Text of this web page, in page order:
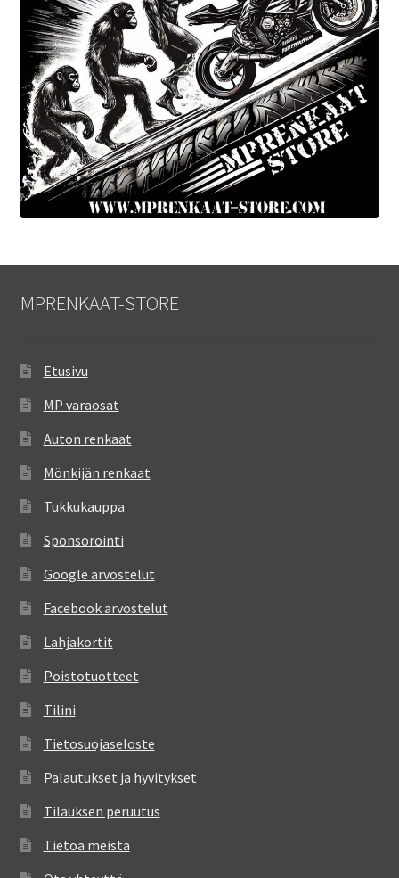
MPRENKAAT-STORE
Etusivu
MP varaosat
Auton renkaat
Mönkijän renkaat
Tukkukauppa
Sponsorointi
Google arvostelut
Facebook arvostelut
Lahjakortit
Poistotuotteet
Tilini
Tietosuojaseloste
Palautukset ja hyvitykset
Tilauksen peruutus
Tietoa meistä